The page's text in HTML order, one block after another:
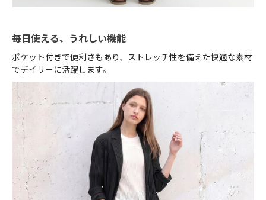
毎日使える、うれしい機能
ポケット付きで便利さもあり、ストレッチ性を備えた快適な素材
でデイリーに活躍します。